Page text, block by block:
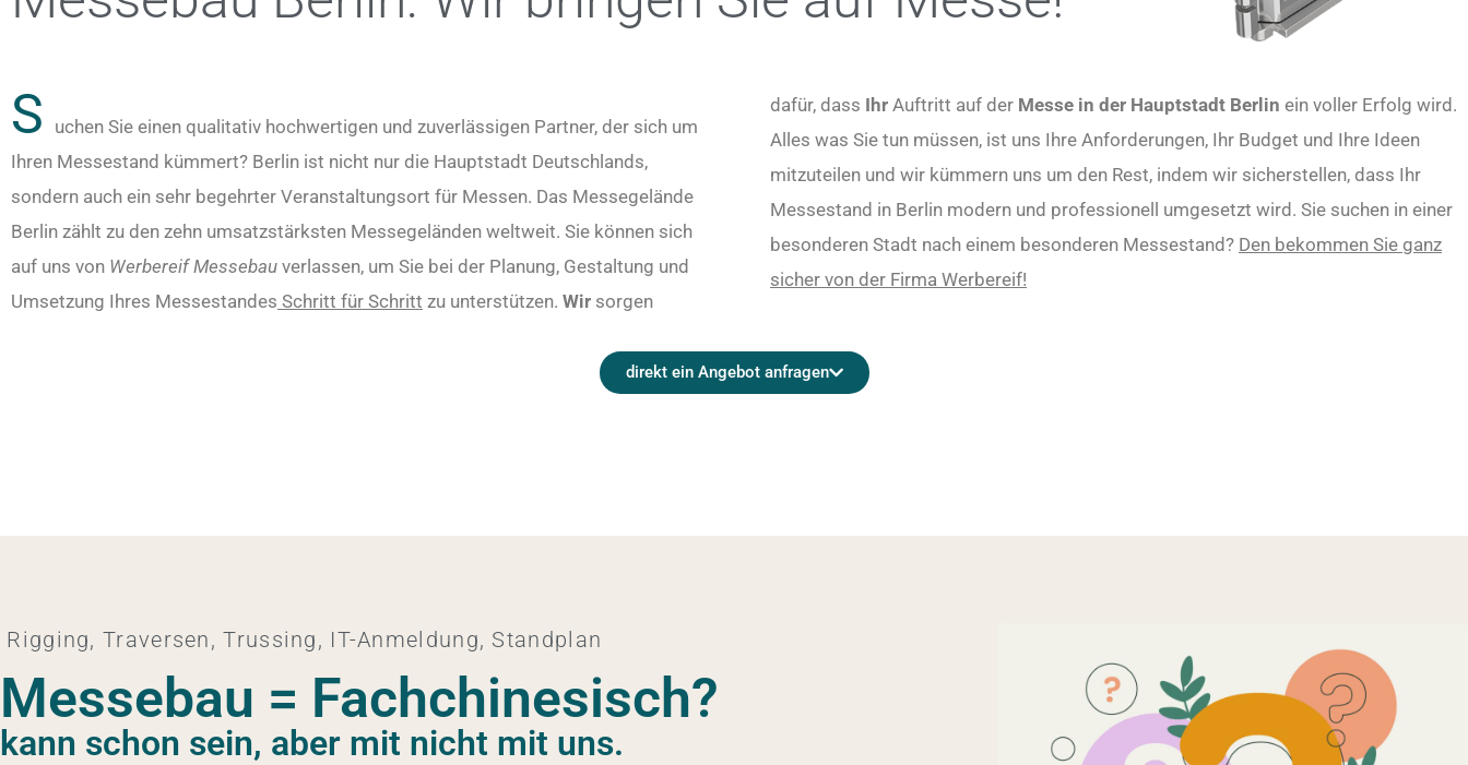
S
uchen Sie einen qualitativ hochwertigen und zuverlässigen Partner, der sich um
Ihren Messestand kümmert? Berlin ist nicht nur die Hauptstadt Deutschlands,
sondern auch ein sehr begehrter Veranstaltungsort für Messen. Das Messegelände
Berlin zählt zu den zehn umsatzstärksten Messegeländen weltweit. Sie können sich
auf uns von Werbereif Messebau verlassen, um Sie bei der Planung, Gestaltung und
Umsetzung Ihres Messestandes Schritt für Schritt zu unterstützen. Wir sorgen
dafür, dass Ihr Auftritt auf der Messe in der Hauptstadt Berlin ein voller Erfolg wird.
Alles was Sie tun müssen, ist uns Ihre Anforderungen, Ihr Budget und Ihre Ideen
mitzuteilen und wir kümmern uns um den Rest, indem wir sicherstellen, dass Ihr
Messestand in Berlin modern und professionell umgesetzt wird. Sie suchen in einer
besonderen Stadt nach einem besonderen Messestand? Den bekommen Sie ganz
sicher von der Firma Werbereif!
direkt ein Angebot anfragen
Rigging, Traversen, Trussing​, IT-Anmeldung, Standplan​
Messebau = Fachchinesisch?
kann schon sein, aber mit nicht mit uns.